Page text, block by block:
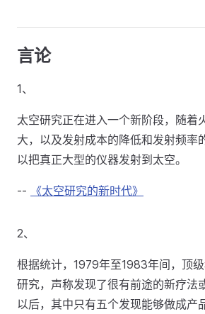
言论
1、
太空研究正在进入一个新阶段，随着
大，以及发射成本的降低和发射频率
以把真正大型的仪器发射到太空。
-- 《太空研究的新时代》
2、
根据统计，1979年至1983年间，顶
研究，声称发现了很有前途的新疗法
以后，其中只有五个发现能够做成产